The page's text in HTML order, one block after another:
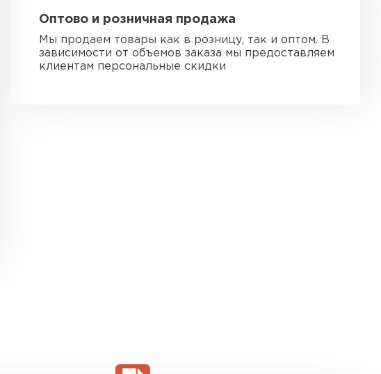
Оптово и розничная продажа
Мы продаем товары как в розницу, так и оптом. В
зависимости от объемов заказа мы предоставляем
клиентам персональные скидки